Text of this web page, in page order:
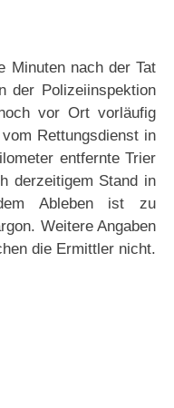
Minuten nach der Tat
der Polizeiinspektion
vor Ort vorläufig
Rettungsdienst in
entfernte Trier
derzeitigem Stand in
Ableben ist zu
Weitere Angaben
die Ermittler nicht.